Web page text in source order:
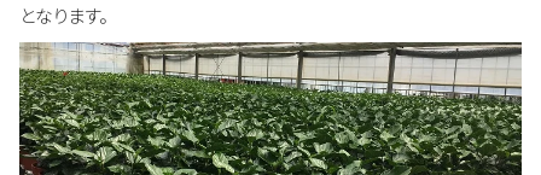
となります。